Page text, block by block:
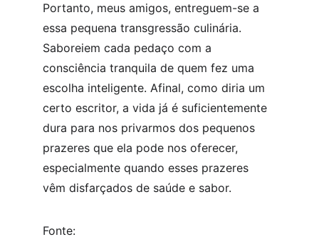
Portanto, meus amigos, entreguem-se a
essa pequena transgressão culinária.
Saboreiem cada pedaço com a
consciência tranquila de quem fez uma
escolha inteligente. Afinal, como diria um
certo escritor, a vida já é suficientemente
dura para nos privarmos dos pequenos
prazeres que ela pode nos oferecer,
especialmente quando esses prazeres
vêm disfarçados de saúde e sabor.
Fonte: